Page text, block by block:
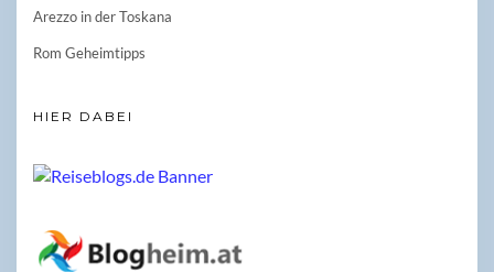
Arezzo in der Toskana
Rom Geheimtipps
HIER DABEI